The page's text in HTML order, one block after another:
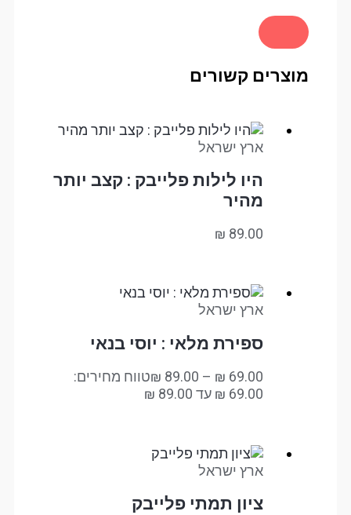
מוצרים קשורים
ארץ ישראל
היו לילות פלייבק : קצב יותר
מהיר
₪ 89.00
ארץ ישראל
ספירת מלאי : יוסי בנאי
₪ 69.00
–
₪ 89.00
טווח מחירים:
ארץ ישראל
ציון תמתי פלייבק